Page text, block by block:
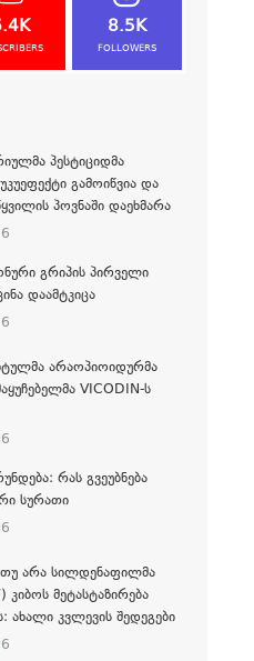
8.5K
FOLLOWERS
ᲞᲔᲡᲢᲘᲪᲘᲓᲛᲐ
ᲒᲐᲛᲝᲘᲬᲕᲘᲐ ᲓᲐ
ᲞᲝᲕᲜᲐᲨᲘ ᲓᲐᲔᲮᲛᲐᲠᲐ
ᲒᲠᲘᲞᲘᲡ ᲞᲘᲠᲕᲔᲚᲘ
ᲓᲐᲐᲛᲢᲙᲘᲪᲐ
ᲐᲠᲐᲝᲞᲘᲝᲘᲓᲣᲠᲛᲐ
VICODIN-Ს
ᲠᲐᲡ ᲒᲕᲔᲣᲑᲜᲔᲑᲐ
ᲡᲣᲠᲐᲗᲘ
ᲐᲠᲐ ᲡᲘᲚᲓᲔᲜᲐᲤᲘᲚᲛᲐ
ᲙᲘᲑᲝᲡ ᲛᲔᲢᲐᲡᲢᲐᲖᲘᲠᲔᲑᲐ
ᲐᲮᲐᲚᲘ ᲙᲕᲚᲔᲕᲘᲡ ᲨᲔᲓᲔᲒᲔᲑᲘ